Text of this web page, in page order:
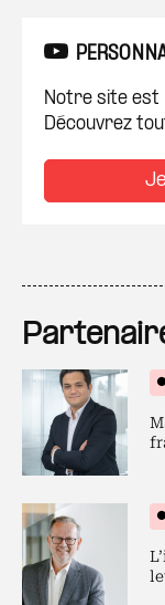
Notre site est
Découvrez